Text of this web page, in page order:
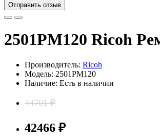
Отправить отзыв
2501PM120 Ricoh
Производитель: Ricoh
Модель: 2501PM120
Наличие: Есть в наличии
44701 ₽
42466 ₽